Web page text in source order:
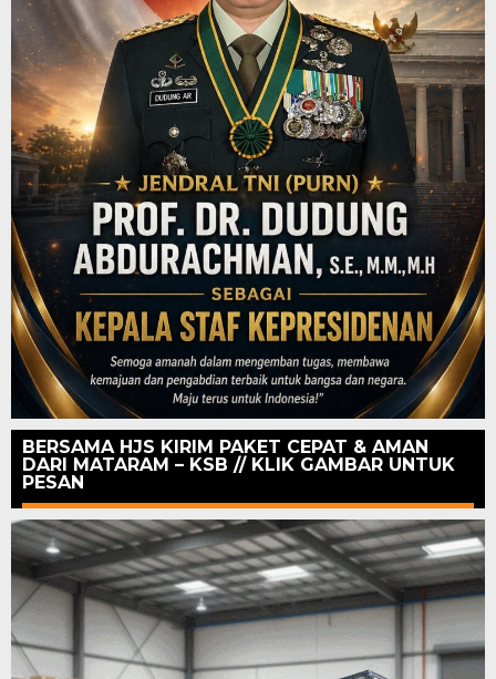
BERSAMA HJS KIRIM PAKET CEPAT & AMAN
DARI MATARAM – KSB // KLIK GAMBAR UNTUK
PESAN